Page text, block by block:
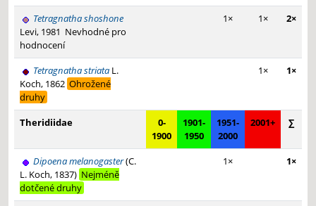
Tetragnatha shoshone
Levi, 1981 Nevhodné pro
hodnocení
1× 1× 2×
Tetragnatha striata L.
Koch, 1862 Ohrožené
druhy
1× 1×
Theridiidae
0-
1900
1901-
1950
1951-
2000
2001+ ∑
Dipoena melanogaster(C.
L. Koch, 1837) Nejméně
dotčené druhy
1× 1×